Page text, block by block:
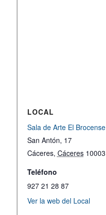
LOCAL
Sala de Arte El Brocense
San Antón, 17
Cáceres, Cáceres 10003
Teléfono
927 21 28 87
Ver la web del Local